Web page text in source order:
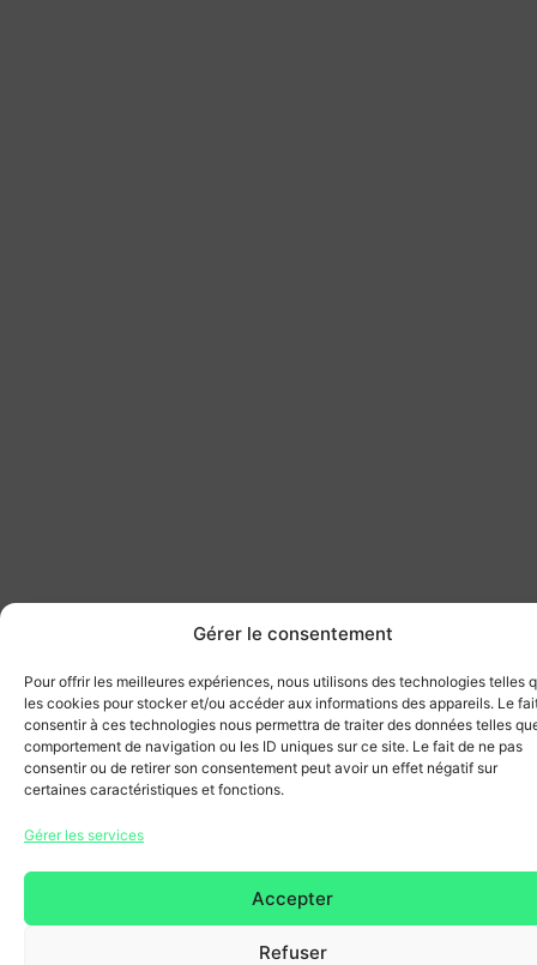
Gérer le consentement
Pour offrir les meilleures expériences, nous utilisons des technologies telles
les cookies pour stocker et/ou accéder aux informations des appareils. Le
consentir à ces technologies nous permettra de traiter des données telles
comportement de navigation ou les ID uniques sur ce site. Le fait de ne pas
consentir ou de retirer son consentement peut avoir un effet négatif sur
certaines caractéristiques et fonctions.
Gérer les services
Accepter
Refuser